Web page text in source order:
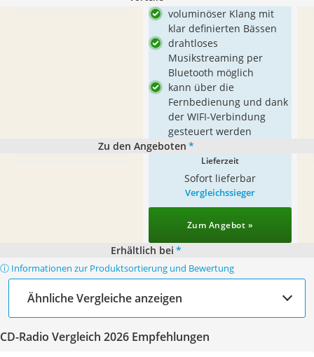
voluminöser Klang mit
klar definierten Bässen
drahtloses
Musikstreaming per
Bluetooth möglich
kann über die
Fernbedienung und dank
der WIFI-Verbindung
gesteuert werden
Zu den Angeboten *
Lieferzeit
Sofort lieferbar
Vergleichssieger
Zum Angebot »
Erhältlich bei *
ⓘ Informationen zur Produktsortierung und Bewertung
Ähnliche Vergleiche anzeigen
CD-Radio Vergleich 2026 Empfehlungen